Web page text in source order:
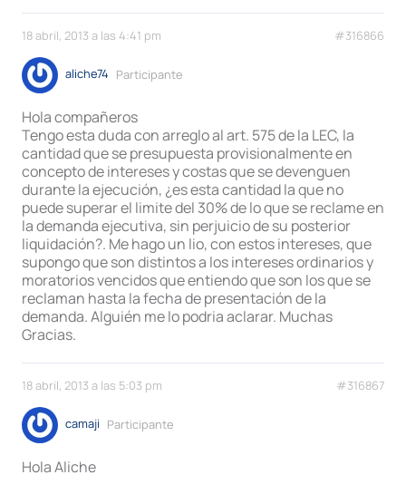
18 abril, 2013 a las 4:41 pm #316866
aliche74 Participante
Hola compañeros
Tengo esta duda con arreglo al art. 575 de la LEC, la
cantidad que se presupuesta provisionalmente en
concepto de intereses y costas que se devenguen
durante la ejecución, ¿es esta cantidad la que no
puede superar el limite del 30% de lo que se reclame en
la demanda ejecutiva, sin perjuicio de su posterior
liquidación?. Me hago un lio, con estos intereses, que
supongo que son distintos a los intereses ordinarios y
moratorios vencidos que entiendo que son los que se
reclaman hasta la fecha de presentación de la
demanda. Alguién me lo podria aclarar. Muchas
Gracias.
18 abril, 2013 a las 5:03 pm #316867
camaji Participante
Hola Aliche